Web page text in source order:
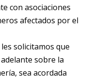
con asociaciones
afectados por el
solicitamos que
sobre la
sea acordada